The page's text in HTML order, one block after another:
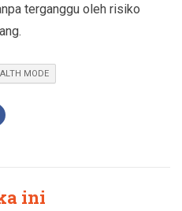
terganggu oleh risiko
MODE
ini